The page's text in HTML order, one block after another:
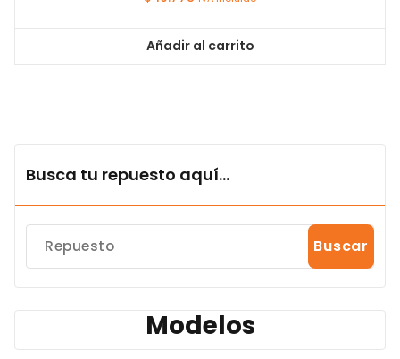
Añadir al carrito
Busca tu repuesto aquí...
Buscar
Modelos